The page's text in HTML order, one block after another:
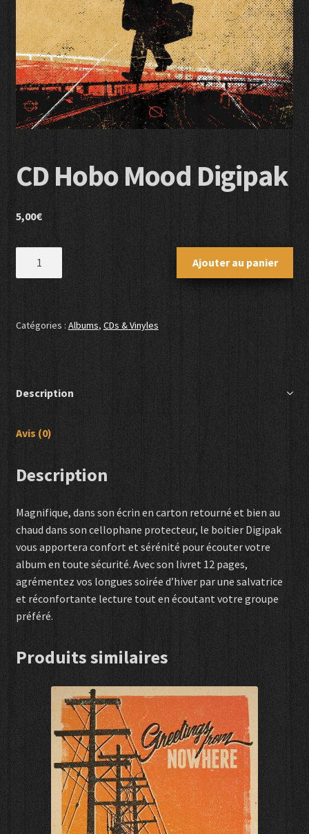
Panier
Sur notre boutique en ligne
CD Hobo Mood Digipak
5,00€
Mood
Ajouter au panier
Catégories : Albums, CDs & Vinyles
Description
Avis (0)
Description
Magnifique, dans son écrin en carton retourné et bien au
chaud dans son cellophane protecteur, le boitier Digipak
vous apportera confort et sérénité pour écouter votre
album en toute sécurité. Avec son livret 12 pages,
agrémentez vos longues soirée d’hiver par une salvatrice
et réconfortante lecture tout en écoutant votre groupe
préféré.
Produits similaires